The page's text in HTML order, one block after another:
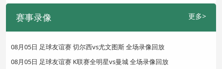
赛事录像 更多>
08月05日 足球友谊赛 切尔西vs尤文图斯 全场录像回放
08月05日 足球友谊赛 K联赛全明星vs曼城 全场录像回放